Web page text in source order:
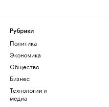
Рубрики
Политика
Экономика
Общество
Бизнес
Технологии и
медиа